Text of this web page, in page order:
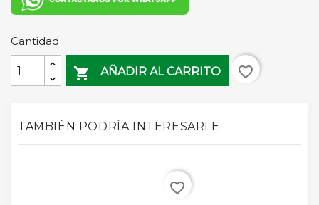
Cantidad
 AÑADIR AL CARRITO favorite_border
TAMBIÉN PODRÍA INTERESARLE
favorite_border